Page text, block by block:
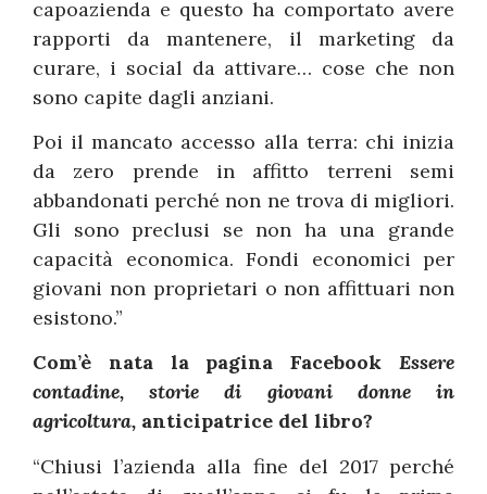
capoazienda e questo ha comportato avere
rapporti da mantenere, il marketing da
curare, i social da attivare… cose che non
sono capite dagli anziani.
Poi il mancato accesso alla terra: chi inizia
da zero prende in affitto terreni semi
abbandonati perché non ne trova di migliori.
Gli sono preclusi se non ha una grande
capacità economica. Fondi economici per
giovani non proprietari o non affittuari non
esistono.”
Com’è nata la pagina Facebook Essere
contadine, storie di giovani donne in
agricoltura, anticipatrice del libro?
“Chiusi l’azienda alla fine del 2017 perché